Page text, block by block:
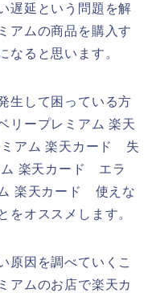
遅延という問題を解
アムの商品を購入す
なると思います。
生して困っている方
リープレミアム 楽天
ミアム 楽天カード 失
ム 楽天カード エラ
楽天カード 使えな
をオススメします。
原因を調べていくこ
アムのお店で楽天カ